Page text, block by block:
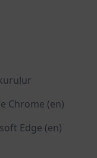
Chrome (en)
Edge (en)